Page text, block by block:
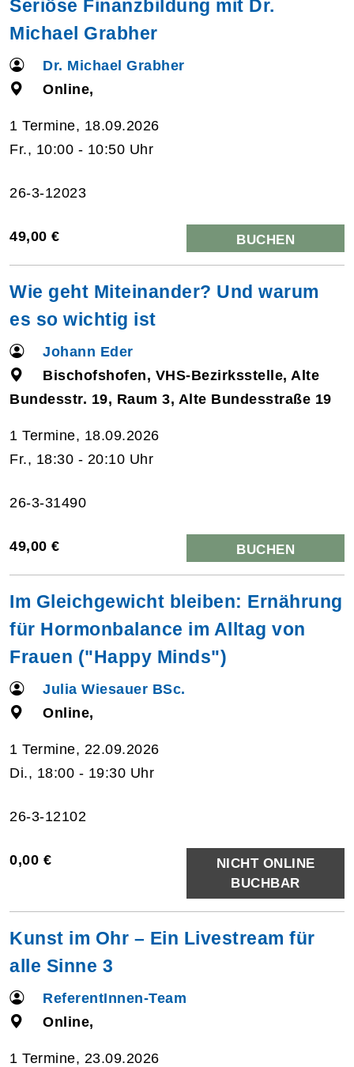
Seriöse Finanzbildung mit Dr.
Michael Grabher
Dr. Michael Grabher
Online,
1 Termine, 18.09.2026
Fr., 10:00 - 10:50 Uhr
26-3-12023
49,00 € BUCHEN
Wie geht Miteinander? Und warum
es so wichtig ist
Johann Eder
Bischofshofen, VHS-Bezirksstelle, Alte
Bundesstr. 19, Raum 3, Alte Bundesstraße 19
1 Termine, 18.09.2026
Fr., 18:30 - 20:10 Uhr
26-3-31490
49,00 € BUCHEN
Im Gleichgewicht bleiben: Ernährung
für Hormonbalance im Alltag von
Frauen ("Happy Minds")
Julia Wiesauer BSc.
Online,
1 Termine, 22.09.2026
Di., 18:00 - 19:30 Uhr
26-3-12102
0,00 €
NICHT ONLINE
BUCHBAR
Kunst im Ohr – Ein Livestream für
alle Sinne 3
ReferentInnen-Team
Online,
1 Termine, 23.09.2026